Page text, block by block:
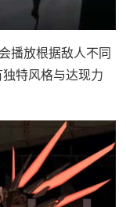
播放根据敌人不同
特风格与达现力